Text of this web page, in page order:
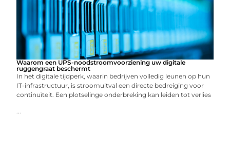
Waarom een UPS-noodstroomvoorziening uw digitale
ruggengraat beschermt
In het digitale tijdperk, waarin bedrijven volledig leunen op hun
IT-infrastructuur, is stroomuitval een directe bedreiging voor
continuïteit. Een plotselinge onderbreking kan leiden tot verlies
...